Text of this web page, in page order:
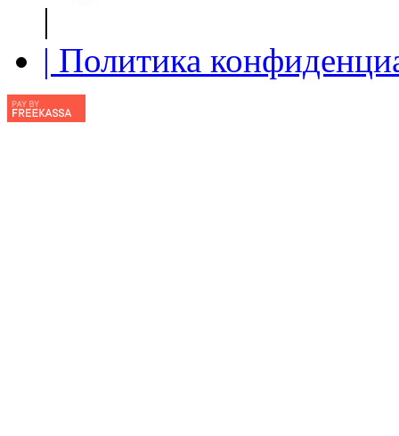
|
| Политика